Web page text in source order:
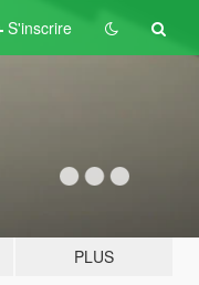
S'inscrire
PLUS